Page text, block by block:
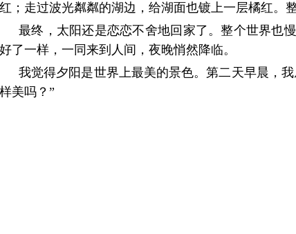
红；走过波光粼粼的湖边，给湖面也镀上一层橘红。
最终，太阳还是恋恋不舍地回家了。整个世界也
好了一样，一同来到人间，夜晚悄然降临。
我觉得夕阳是世界上最美的景色。第二天早晨，
样美吗？”